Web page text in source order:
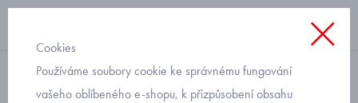
pláštěnky
Cookies
Používáme soubory cookie ke správnému fungování
vašeho oblíbeného e-shopu, k přizpůsobení obsahu